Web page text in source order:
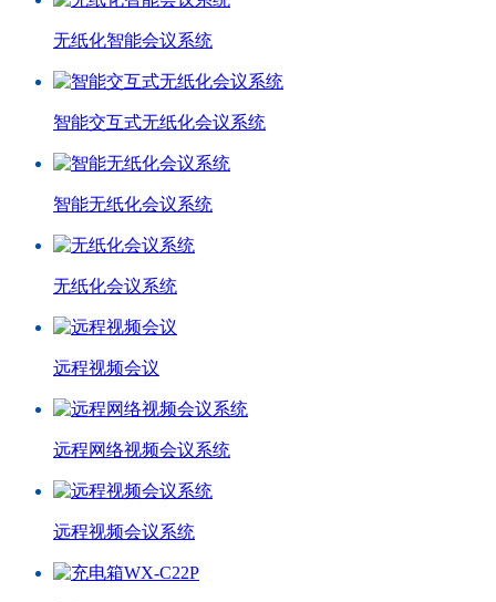
无纸化智能会议系统
智能交互式无纸化会议系统
智能无纸化会议系统
无纸化会议系统
远程视频会议
远程网络视频会议系统
远程视频会议系统